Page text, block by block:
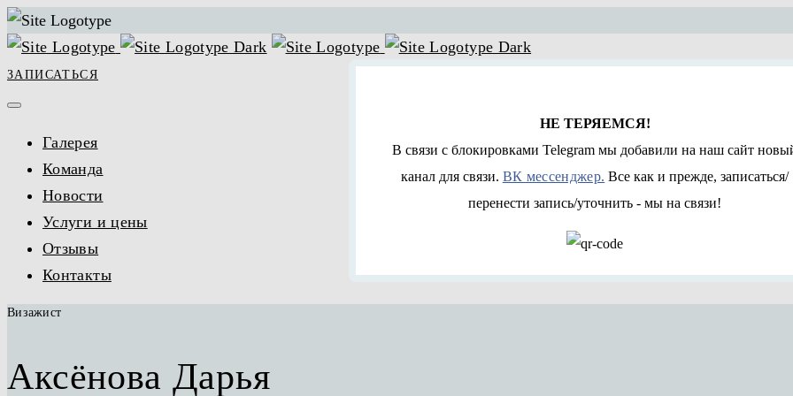
ЗАПИСАТЬСЯ
Галерея
Команда
Новости
Услуги и цены
Отзывы
Контакты
Визажист
Аксёнова Дарья
НЕ ТЕРЯЕМСЯ!
В связи с блокировками Telegram мы добавили на наш сайт
канал для связи. ВК мессенджер. Все как и прежде, записаться/
перенести запись/уточнить - мы на связи!